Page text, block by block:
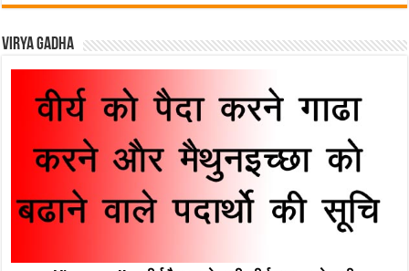
Virya Gadha